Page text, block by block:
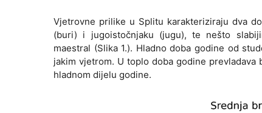
Vjetrovne prilike u Splitu karakteriziraju dva
(buri) i jugoistočnjaku (jugu), te nešto
maestral (Slika 1.). Hladno doba godine od
jakim vjetrom. U toplo doba godine
hladnom dijelu godine.